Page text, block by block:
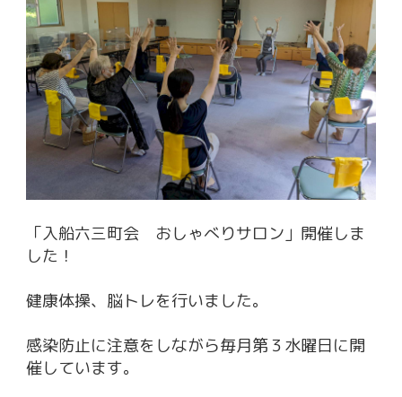
「入船六三町会 おしゃべりサロン」開催しま
した！
健康体操、脳トレを行いました。
感染防止に注意をしながら毎月第３水曜日に開
催しています。